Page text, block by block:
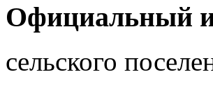
Официальный
cельского